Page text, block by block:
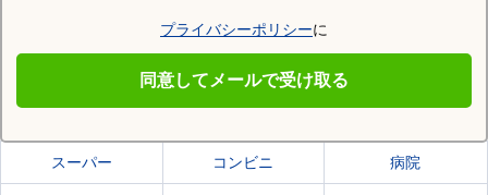
プライバシーポリシーに
同意してメールで受け取る
東釧路駅の施設一覧
スーパー コンビニ 病院